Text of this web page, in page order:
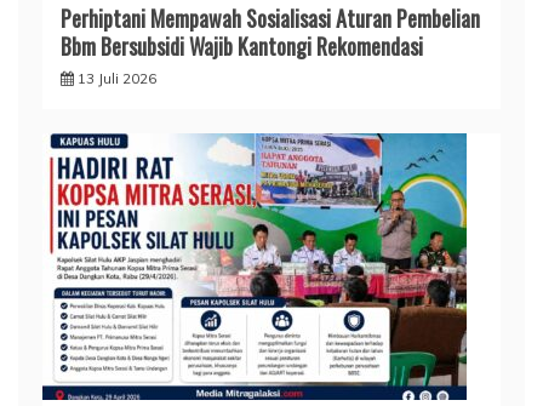
Perhiptani Mempawah Sosialisasi Aturan Pembelian
Bbm Bersubsidi Wajib Kantongi Rekomendasi
13 Juli 2026